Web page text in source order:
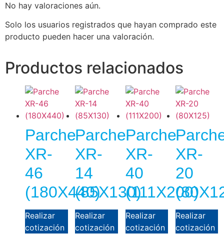
No hay valoraciones aún.
Solo los usuarios registrados que hayan comprado este
producto pueden hacer una valoración.
Productos relacionados
Parche
XR-
46
(180X440)
Realizar
cotización
Parche
XR-
14
(85X130)
Realizar
cotización
Parche
XR-
40
(111X200)
Realizar
cotización
XR-
20
Realizar
cotización